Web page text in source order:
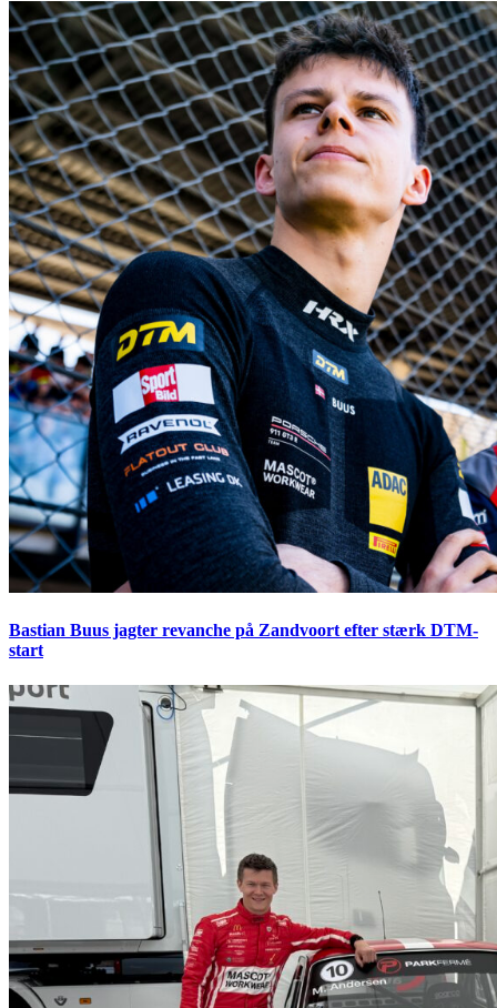
Bastian Buus jagter revanche på Zandvoort efter stærk DTM-
start